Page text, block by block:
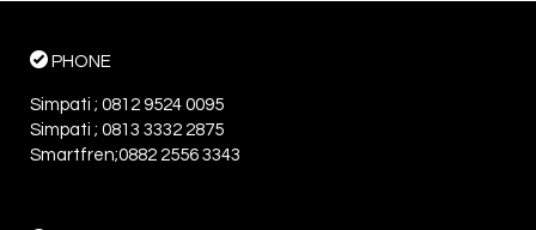
PHONE
Simpati ; 0812 9524 0095
Simpati ; 0813 3332 2875
Smartfren;0882 2556 3343